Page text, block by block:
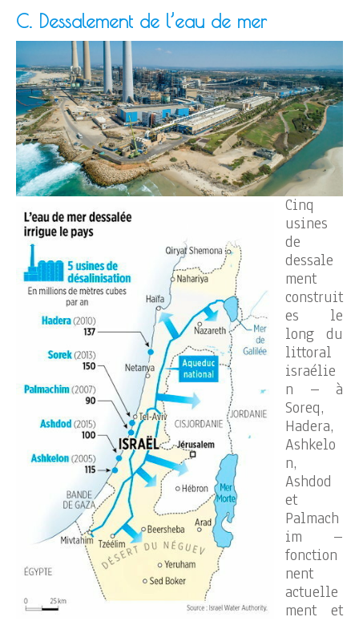
C. Dessalement de l’eau de mer
Cinq
usines
de
dessale
ment
construit
es le
long du
littoral
israélie
n – à
Soreq,
Hadera,
Ashkelo
n,
Ashdod
et
Palmach
im –
fonction
nent
actuelle
ment et